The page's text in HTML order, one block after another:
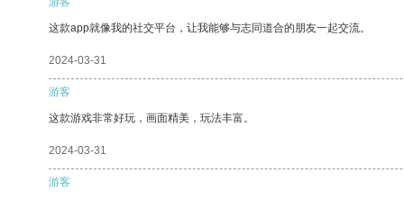
这款app就像我的社交平台，让我能够与志同道合的朋友一起交流。
2024-03-31
游客
这款游戏非常好玩，画面精美，玩法丰富。
2024-03-31
游客